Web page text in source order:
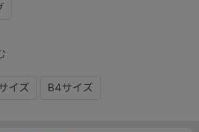
イズ B4サイズ